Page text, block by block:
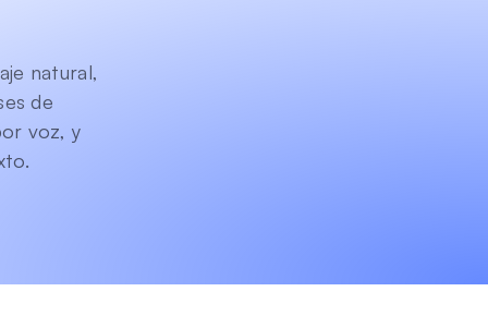
natural,
de
voz, y